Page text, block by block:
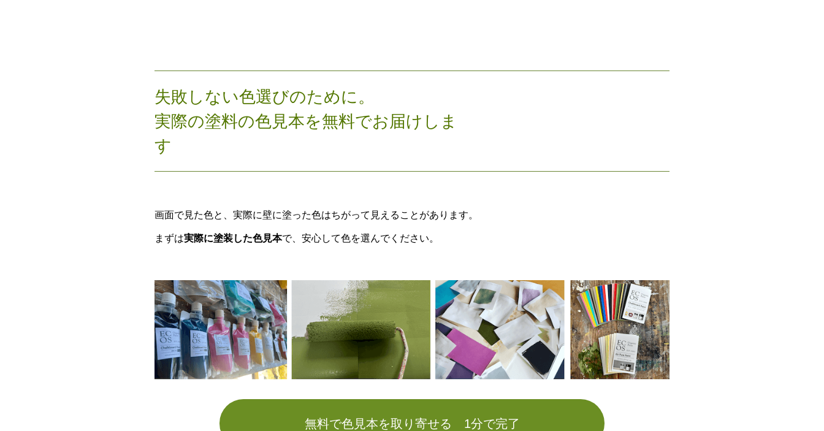
失敗しない色選びのために。
実際の塗料の色見本を無料でお届けしま
す
画面で見た色と、実際に壁に塗った色はちがって見えることがあります。
まずは実際に塗装した色見本で、安心して色を選んでください。
無料で色見本を取り寄せる 1分で完了